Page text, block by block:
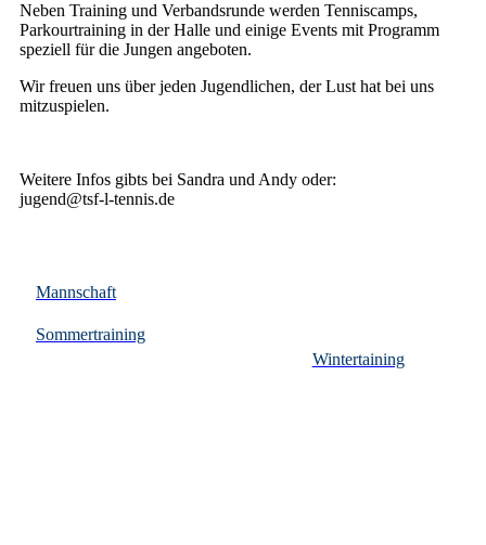
Neben Training und Verbandsrunde werden Tenniscamps,
Parkourtraining in der Halle und einige Events mit Programm
speziell für die Jungen angeboten.
Wir freuen uns über jeden Jugendlichen, der Lust hat bei uns
mitzuspielen.
Weitere Infos gibts bei Sandra und Andy oder:
jugend@tsf-l-tennis.de
Mannschaft
Sommertraining
Wintertaining